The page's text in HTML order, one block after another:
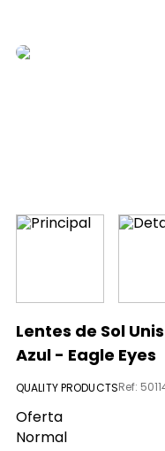
Lentes de Sol
Azul - Eagle Eyes
QUALITY PRODUCTSRef:
Oferta
Normal